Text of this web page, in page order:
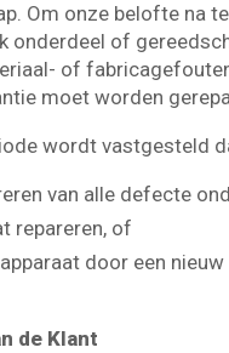
Om onze belofte na
onderdeel of
of
moet worden
wordt vastgesteld
van alle defecte
repareren, of
door een
de Klant